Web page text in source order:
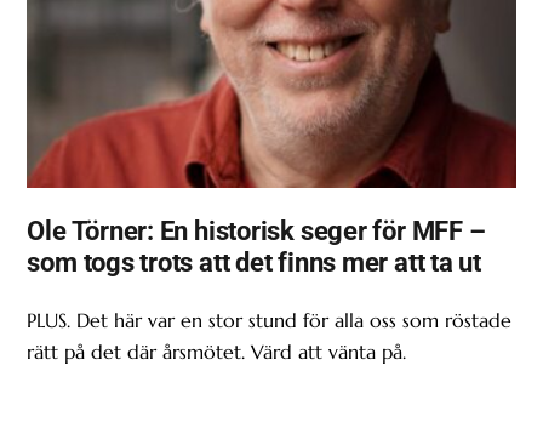
Ole Törner: En historisk seger för MFF –
som togs trots att det finns mer att ta ut
PLUS. Det här var en stor stund för alla oss som röstade
rätt på det där årsmötet. Värd att vänta på.